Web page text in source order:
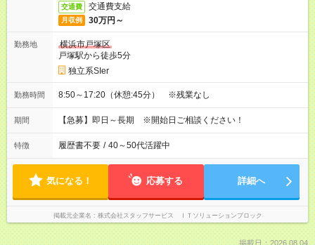
交通費 交通費支給
月収例 30万円～
勤務地
横浜市戸塚区
戸塚駅から徒歩5分
独立系SIer
勤務時間 8:50～17:20（休憩:45分） ※残業なし
期間 【急募】即日～長期 ※開始日ご相談ください！
特徴 履歴書不要 / 40～50代活躍中
気になる！ 応募する 詳細へ
掲載元企業名 株式会社スタッフサービス ＩＴソリューションブロック
掲載日：2026.08.04